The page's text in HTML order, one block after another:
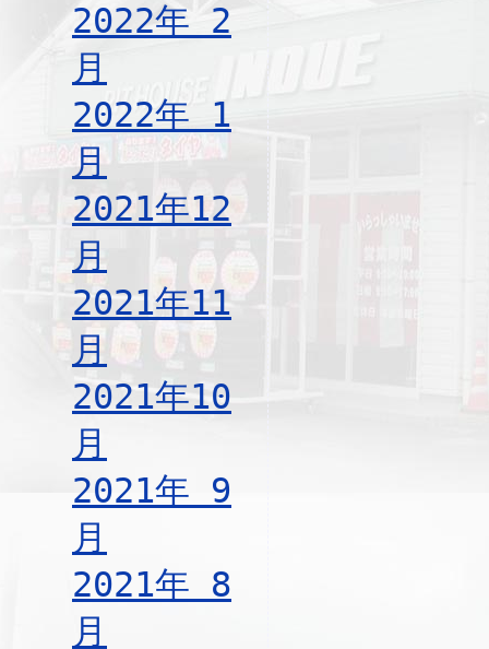
2022年 2
月
2022年 1
月
2021年12
月
2021年11
月
2021年10
月
2021年 9
月
2021年 8
月